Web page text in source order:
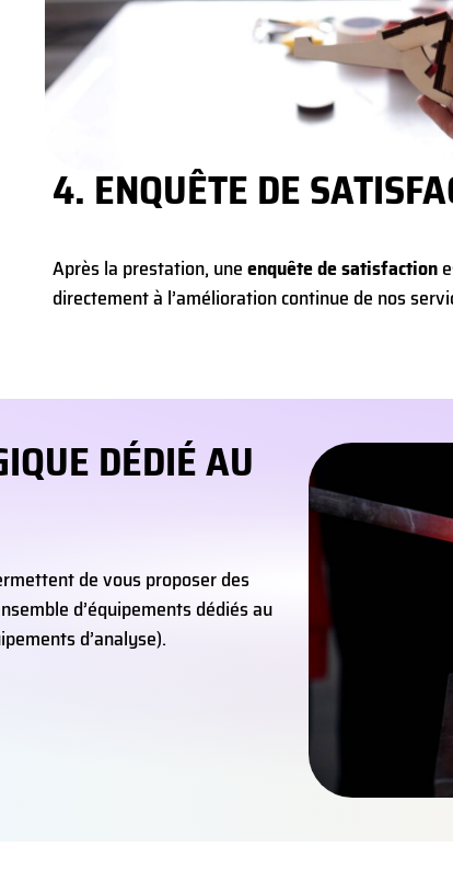
4. ENQUÊTE DE
Après la prestation, uneenquête de satisfaction
directement à l’amélioration continue de nos
DÉDIÉ AU
de vous proposer des
d’équipements dédiés au
d’analyse).